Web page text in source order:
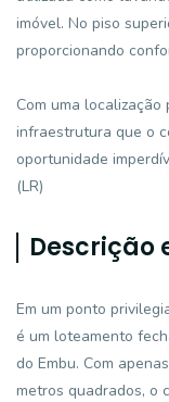
imóvel. No piso
proporcionando
Com uma
infraestrutura que o
oportunidade
(LR)
Descrição
Em um ponto
é um loteamento
do Embu. Com
metros quadrados, o